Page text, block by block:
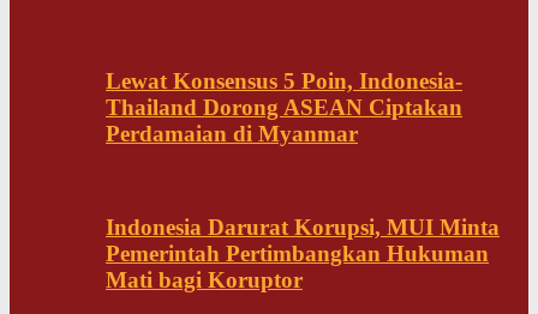
Lewat Konsensus 5 Poin, Indonesia-
Thailand Dorong ASEAN Ciptakan
Perdamaian di Myanmar
Indonesia Darurat Korupsi, MUI Minta
Pemerintah Pertimbangkan Hukuman
Mati bagi Koruptor